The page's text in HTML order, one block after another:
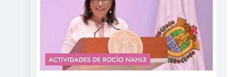
ACTIVIDADES DE ROCÍO NAHLE